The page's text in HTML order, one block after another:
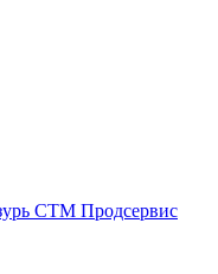
СТМ Продсервис